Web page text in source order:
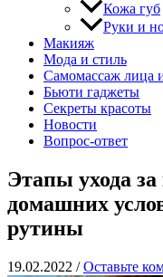
Кожа губ
Руки и
Макияж
Мода и стиль
Самомассаж лица
Бьюти гаджеты
Секреты красоты
Новости
Вопрос-ответ
Этапы ухода
домашних
рутины
19.02.2022 /Оставьте